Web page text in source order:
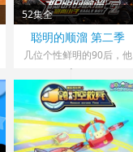
52集全
聪明的顺溜 第二季
几位个性鲜明的90后，他
们怀揣着不同的梦想和目
的，从五湖四海出发...